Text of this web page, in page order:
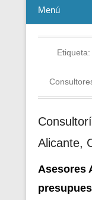
Menú
Etiqueta:
Alicante,
Asesores